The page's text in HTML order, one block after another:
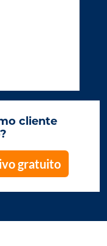
cliente
gratuito